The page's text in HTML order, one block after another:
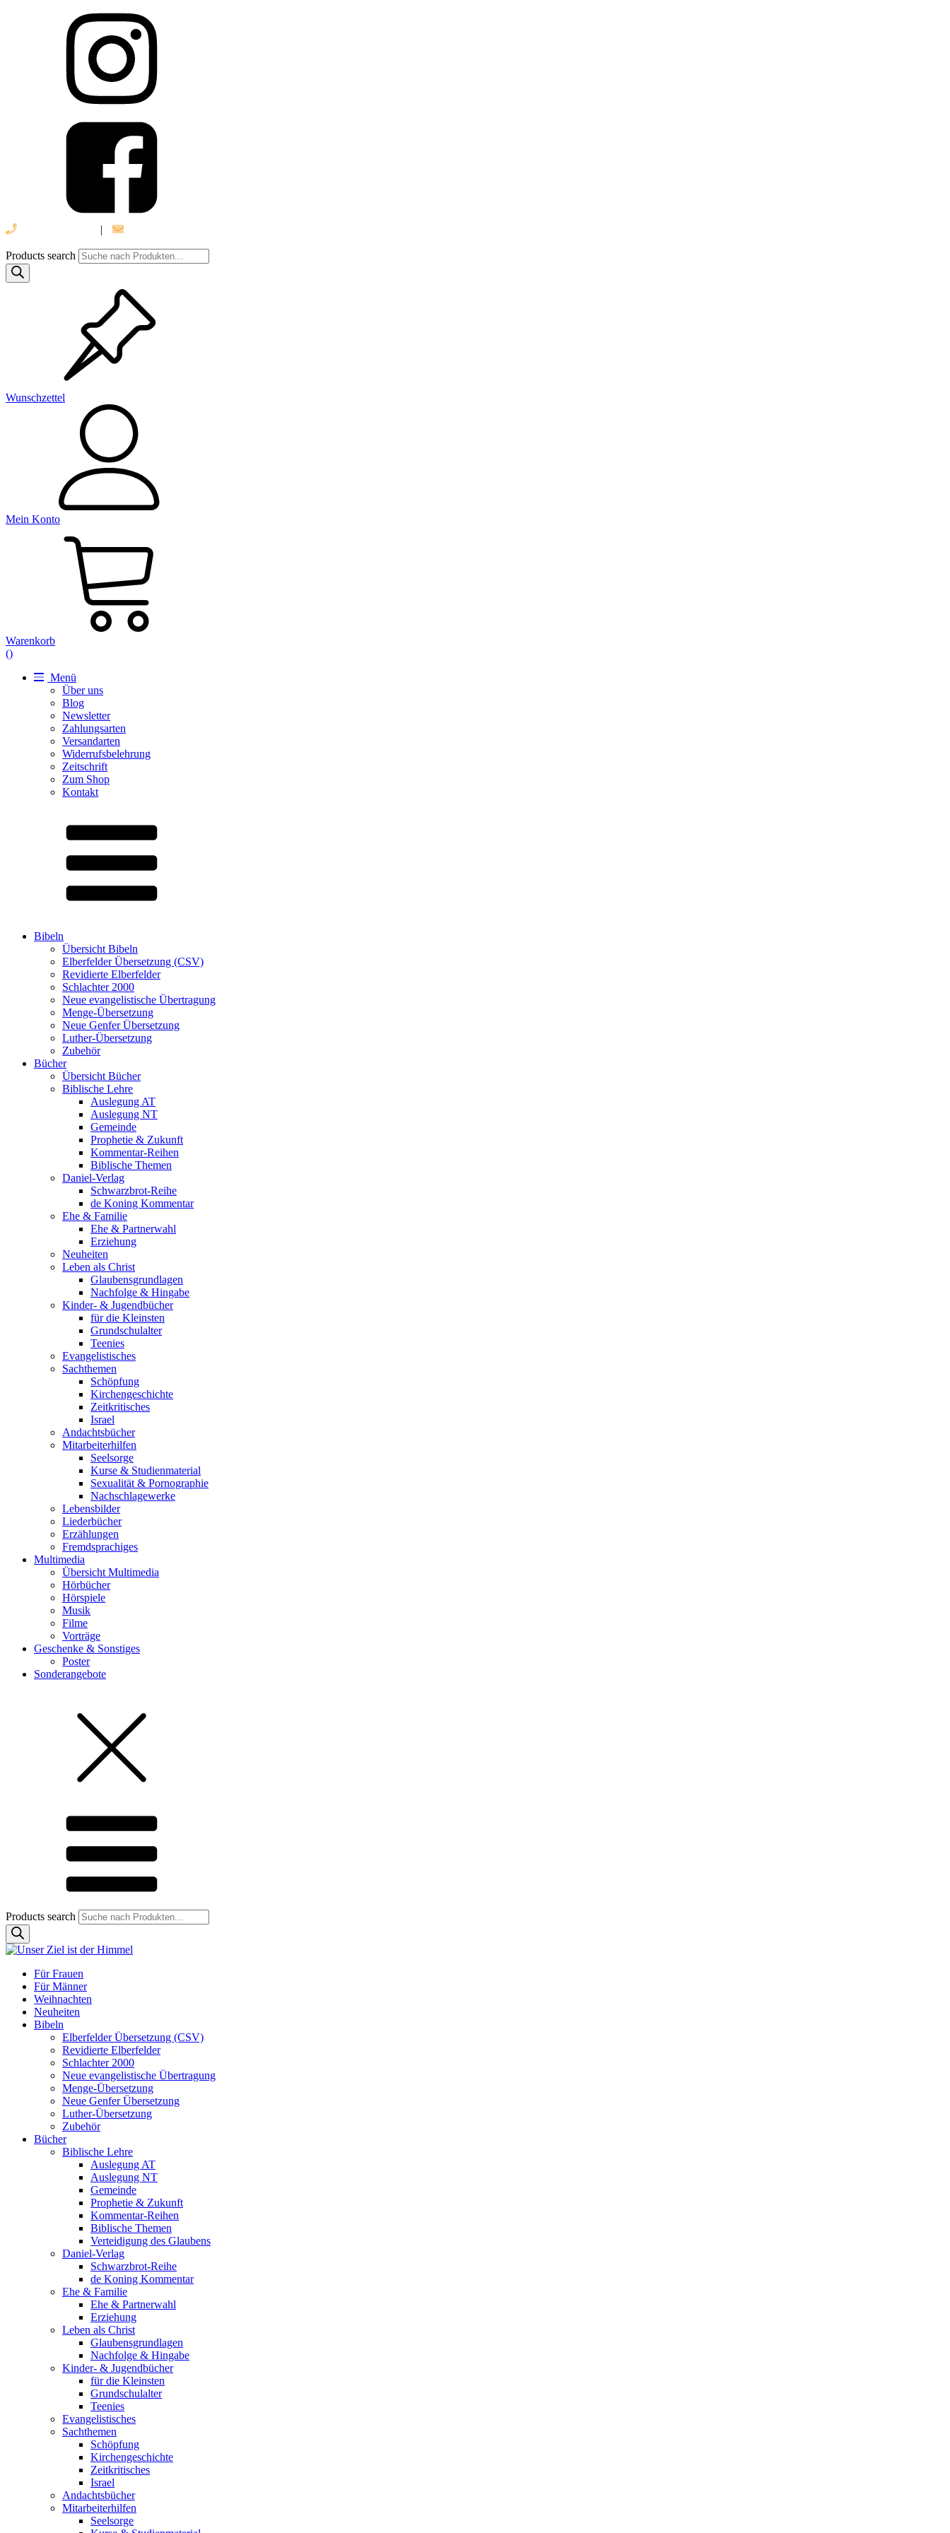
|
Products search
Wunschzettel
Mein Konto
Warenkorb
()
Menü
Über uns
Blog
Newsletter
Zahlungsarten
Versandarten
Widerrufsbelehrung
Zeitschrift
Zum Shop
Kontakt
Bibeln
Übersicht Bibeln
Elberfelder Übersetzung (CSV)
Revidierte Elberfelder
Schlachter 2000
Neue evangelistische Übertragung
Menge-Übersetzung
Neue Genfer Übersetzung
Luther-Übersetzung
Zubehör
Bücher
Übersicht Bücher
Biblische Lehre
Auslegung AT
Auslegung NT
Gemeinde
Prophetie & Zukunft
Kommentar-Reihen
Biblische Themen
Daniel-Verlag
Schwarzbrot-Reihe
de Koning Kommentar
Ehe & Familie
Ehe & Partnerwahl
Erziehung
Neuheiten
Leben als Christ
Glaubensgrundlagen
Nachfolge & Hingabe
Kinder- & Jugendbücher
für die Kleinsten
Grundschulalter
Teenies
Evangelistisches
Sachthemen
Schöpfung
Kirchengeschichte
Zeitkritisches
Israel
Andachtsbücher
Mitarbeiterhilfen
Seelsorge
Kurse & Studienmaterial
Sexualität & Pornographie
Nachschlagewerke
Lebensbilder
Liederbücher
Erzählungen
Fremdsprachiges
Multimedia
Übersicht Multimedia
Hörbücher
Hörspiele
Musik
Filme
Vorträge
Geschenke & Sonstiges
Poster
Sonderangebote
Products search
Für Frauen
Für Männer
Weihnachten
Neuheiten
Bibeln
Elberfelder Übersetzung (CSV)
Revidierte Elberfelder
Schlachter 2000
Neue evangelistische Übertragung
Menge-Übersetzung
Neue Genfer Übersetzung
Luther-Übersetzung
Zubehör
Bücher
Biblische Lehre
Auslegung AT
Auslegung NT
Gemeinde
Prophetie & Zukunft
Kommentar-Reihen
Biblische Themen
Verteidigung des Glaubens
Daniel-Verlag
Schwarzbrot-Reihe
de Koning Kommentar
Ehe & Familie
Ehe & Partnerwahl
Erziehung
Leben als Christ
Glaubensgrundlagen
Nachfolge & Hingabe
Kinder- & Jugendbücher
für die Kleinsten
Grundschulalter
Teenies
Evangelistisches
Sachthemen
Schöpfung
Kirchengeschichte
Zeitkritisches
Israel
Andachtsbücher
Mitarbeiterhilfen
Seelsorge